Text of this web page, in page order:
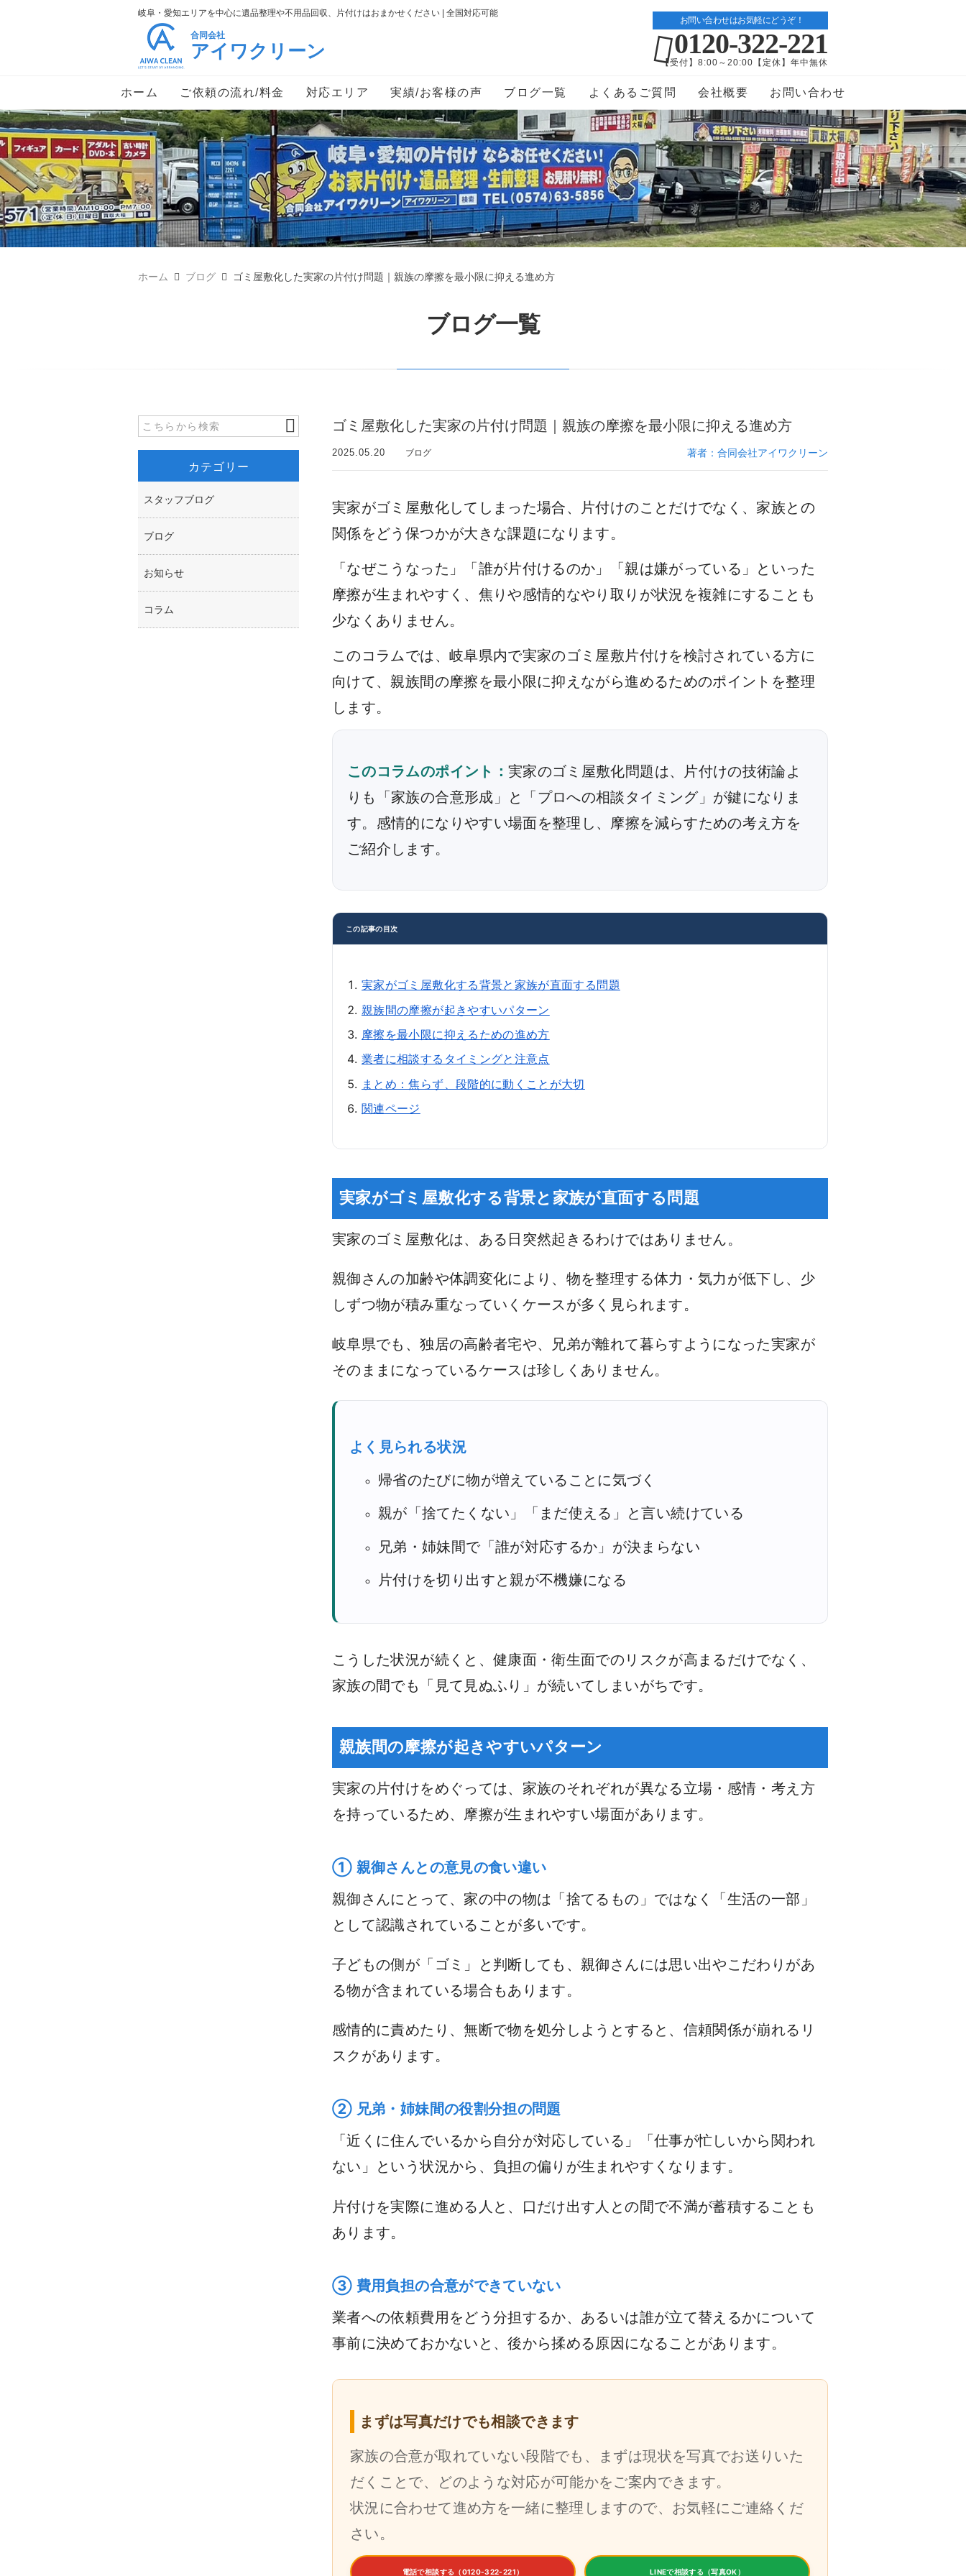
岐阜・愛知エリアを中心に遺品整理や不用品回収、片付けはおまかせください | 全国対応可能
合同会社
アイワクリーン
お問い合わせはお気軽にどうぞ！
0120-322-221
【受付】8:00～20:00【定休】年中無休
ホーム ご依頼の流れ/料金 対応エリア 実績/お客様の声 ブログ一覧 よくあるご質問 会社概要 お問い合わせ
ホーム ブログ ゴミ屋敷化した実家の片付け問題｜親族の摩擦を最小限に抑える進め方
ブログ一覧
ゴミ屋敷化した実家の片付け問題｜親族の摩擦を最小限に抑える進め方
2025.05.20 ブログ 著者：合同会社アイワクリーン
実家がゴミ屋敷化してしまった場合、片付けのことだけでなく、家族との
関係をどう保つかが大きな課題になります。
「なぜこうなった」「誰が片付けるのか」「親は嫌がっている」といった
摩擦が生まれやすく、焦りや感情的なやり取りが状況を複雑にすることも
少なくありません。
このコラムでは、岐阜県内で実家のゴミ屋敷片付けを検討されている方に
向けて、親族間の摩擦を最小限に抑えながら進めるためのポイントを整理
します。
このコラムのポイント： 実家のゴミ屋敷化問題は、片付けの技術論よ
りも「家族の合意形成」と「プロへの相談タイミング」が鍵になりま
す。感情的になりやすい場面を整理し、摩擦を減らすための考え方を
ご紹介します。
この記事の目次
実家がゴミ屋敷化する背景と家族が直面する問題
親族間の摩擦が起きやすいパターン
摩擦を最小限に抑えるための進め方
業者に相談するタイミングと注意点
まとめ：焦らず、段階的に動くことが大切
関連ページ
実家がゴミ屋敷化する背景と家族が直面する問題
実家のゴミ屋敷化は、ある日突然起きるわけではありません。
親御さんの加齢や体調変化により、物を整理する体力・気力が低下し、少
しずつ物が積み重なっていくケースが多く見られます。
岐阜県でも、独居の高齢者宅や、兄弟が離れて暮らすようになった実家が
そのままになっているケースは珍しくありません。
よく見られる状況
帰省のたびに物が増えていることに気づく
親が「捨てたくない」「まだ使える」と言い続けている
兄弟・姉妹間で「誰が対応するか」が決まらない
片付けを切り出すと親が不機嫌になる
こうした状況が続くと、健康面・衛生面でのリスクが高まるだけでなく、
家族の間でも「見て見ぬふり」が続いてしまいがちです。
親族間の摩擦が起きやすいパターン
実家の片付けをめぐっては、家族のそれぞれが異なる立場・感情・考え方
を持っているため、摩擦が生まれやすい場面があります。
① 親御さんとの意見の食い違い
親御さんにとって、家の中の物は「捨てるもの」ではなく「生活の一部」
として認識されていることが多いです。
子どもの側が「ゴミ」と判断しても、親御さんには思い出やこだわりがあ
る物が含まれている場合もあります。
感情的に責めたり、無断で物を処分しようとすると、信頼関係が崩れるリ
スクがあります。
② 兄弟・姉妹間の役割分担の問題
「近くに住んでいるから自分が対応している」「仕事が忙しいから関われ
ない」という状況から、負担の偏りが生まれやすくなります。
片付けを実際に進める人と、口だけ出す人との間で不満が蓄積することも
あります。
③ 費用負担の合意ができていない
業者への依頼費用をどう分担するか、あるいは誰が立て替えるかについて
事前に決めておかないと、後から揉める原因になることがあります。
まずは写真だけでも相談できます
家族の合意が取れていない段階でも、まずは現状を写真でお送りいた
だくことで、どのような対応が可能かをご案内できます。
状況に合わせて進め方を一緒に整理しますので、お気軽にご連絡くだ
さい。
電話で相談する（0120-322-221） LINEで相談する（写真OK）
カテゴリー
スタッフブログ
ブログ
お知らせ
コラム